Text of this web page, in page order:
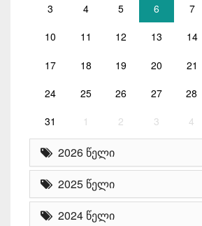
3 4 5 6 7
10 11 12 13 14
17 18 19 20 21
24 25 26 27 28
31 1 2 3 4
2026 წელი
2025 წელი
2024 წელი